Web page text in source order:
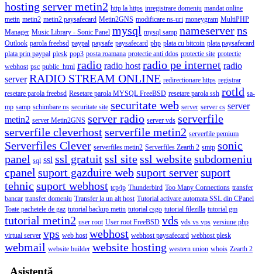
hosting server metin2 http la https inregistrare domeniu mandat online
metin metin2 metin2 paysafecard Metin2GNS modificare ns-uri moneygram MultiPHP
Manager Music Library - Sonic Panel mysql mysql samp nameserverns
Outlook parola freebsd paypal paysafe paysafecard php plata cu bitcoin plata paysafecard
plata prin paypal plesk pop3 posta roamana protectie anti ddos protectie site protectie
webhost psc public_html radio radio host radio pe internet radio
server RADIO STREAM ONLINE redirectionare https registrar
resetare parola freebsd Resetare parola MYSQL FreeBSD resetare parola ssh rotld sa-
mp samp schimbare ns securitate site securitate web server server cs server
metin2 server Metin2GNS server radio server vds serverfile
serverfile cleverhostserverfile metin2 serverfile pemium
Serverfiles Clever serverfiles metin2 Serverfiles Zearth 2 smtp sonic
panel sql ssl ssl gratuitssl sitessl websitesubdomeniu
cpanel suport gazduire websuport serversuport
tehnic suport webhost tcp/ip Thunderbird Too Many Connections transfer
bancar transfer domeniu Transfer la un alt host Tutorial activare automata SSL din CPanel
Toate pachetele de gaz tutorial backup metin tutorial csgo tutorial filezilla tutorial gm
tutorial metin2 user root User root FreeBSD vds vds vs vps versiune php
virtual server vps web host webhost webhost paysafecard webhost plesk
webmail website builder website hosting western union whois Zearth 2
Asistență